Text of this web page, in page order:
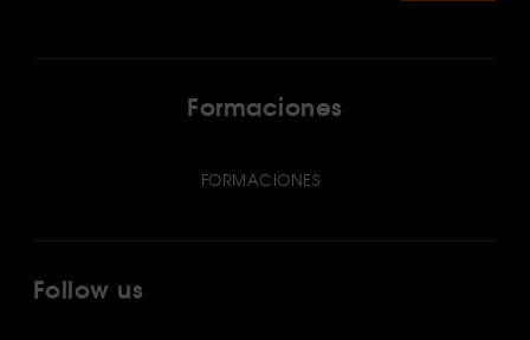
Formaciones
FORMACIONES
Follow us